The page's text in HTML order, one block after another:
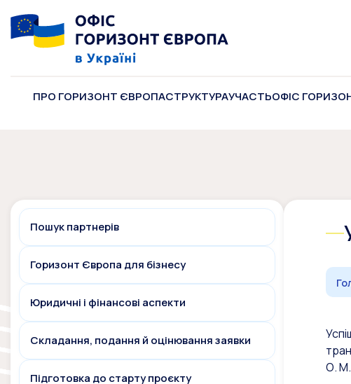
ПРО ГОРИЗОНТ ЄВРОПАСТРУКТУРАУЧАСТЬОФІС
Пошук партнерів
Горизонт Європа для бізнесу
Юридичні і фінансові аспекти
Складання, подання й оцінювання заявки
Підготовка до старту проєкту
О.